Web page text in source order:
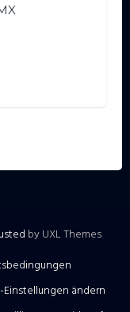
by UXL Themes
Einstellungen ändern